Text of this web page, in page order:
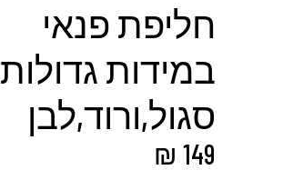
חליפת פנאי
במידות גדולות
סגול,ורוד,לבן
₪ 149